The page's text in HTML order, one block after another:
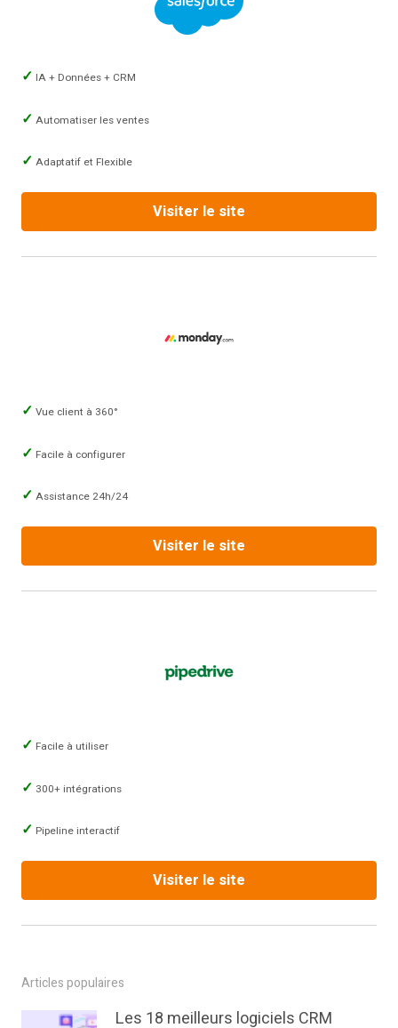
IA + Données + CRM
Automatiser les ventes
Adaptatif et Flexible
Visiter le site
Vue client à 360°
Facile à configurer
Assistance 24h/24
Visiter le site
Facile à utiliser
300+ intégrations
Pipeline interactif
Visiter le site
Articles populaires
Les 18 meilleurs logiciels CRM